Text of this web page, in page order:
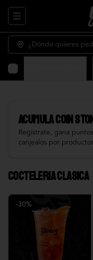
Abrir menu de
¿Dónde quieres
AcumulaCOIN
Regístrate, gana
canjealos por
Cocteleria Clasica
-30%